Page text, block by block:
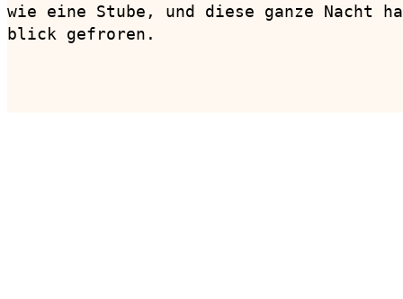
wie eine Stube, und diese ganze Nacht
blick gefroren.